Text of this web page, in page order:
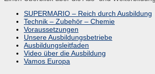
SUPERMARIO – Reich durch Ausbildung
Technik – Zubehör – Chemie
Voraussetzungen
Unsere Ausbildungsbetriebe
Ausbildungsleitfaden
Video über die Ausbildung
Vamos Europa